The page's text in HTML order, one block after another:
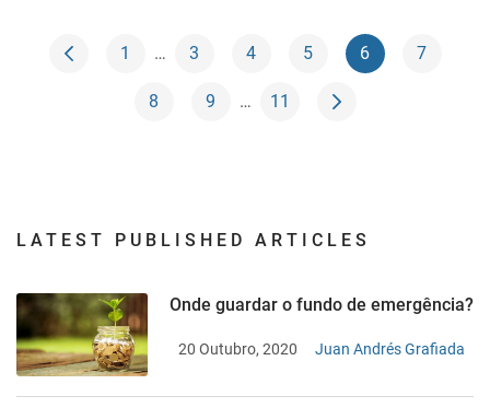
1 … 3 4 5 6 7
8 9 … 11
LATEST PUBLISHED ARTICLES
Onde guardar o fundo de emergência?
20 Outubro, 2020 Juan Andrés Grafiada